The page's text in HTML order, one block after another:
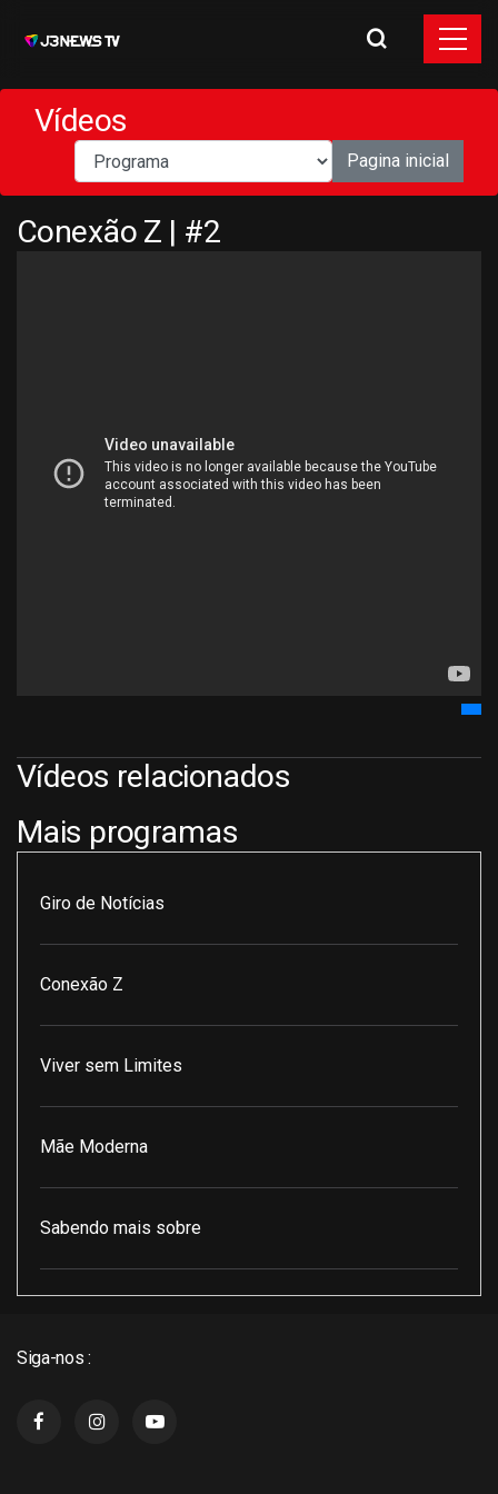
Vídeos
Pagina inicial
Conexão Z | #2
Vídeos relacionados
Mais programas
Giro de Notícias
Conexão Z
Viver sem Limites
Mãe Moderna
Sabendo mais sobre
Siga-nos :